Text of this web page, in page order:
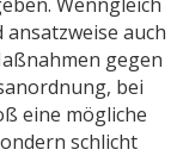
auch
gegen
bei
eine mögliche
schlicht